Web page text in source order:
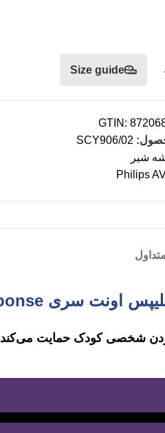
Size guide
GTIN:
SCY906/02
شیر
Philips
شخصی کودک حمایت می‌کند